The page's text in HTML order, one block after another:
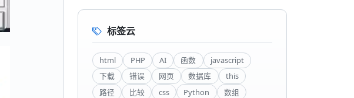
标签云
html PHP AI 函数
javascript
下载
错误 网页 数据库
this
路径
比较 css Python
数组